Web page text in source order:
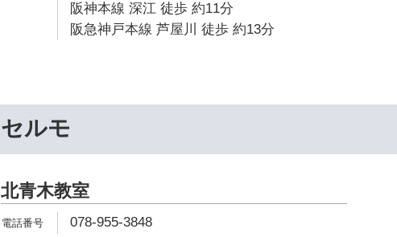
阪神本線 深江 徒歩 約11分
阪急神戸本線 芦屋川 徒歩 約13分
セルモ
北青木教室
078-955-3848